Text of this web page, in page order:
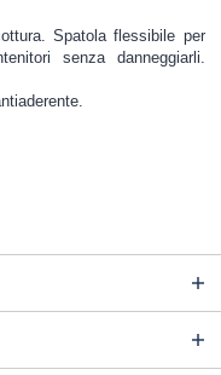
Spatola flessibile per
senza danneggiarli.